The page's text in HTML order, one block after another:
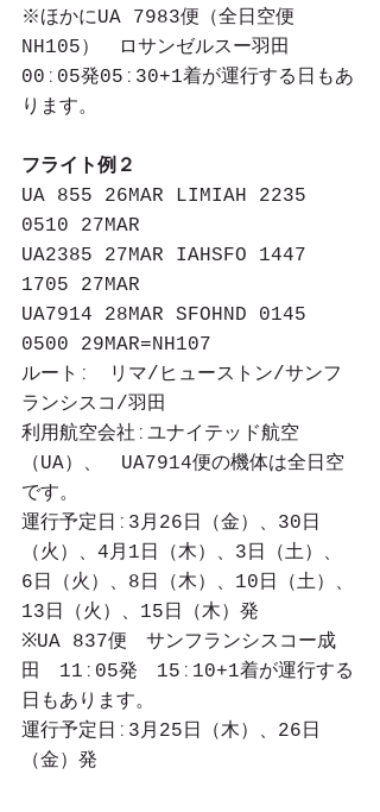
※ほかにUA 7983便（全日空便
NH105）　ロサンゼルスー羽田
00ː05発05ː30+1着が運行する日もあ
ります。
フライト例２
UA 855 26MAR LIMIAH 2235
0510 27MAR
UA2385 27MAR IAHSFO 1447
1705 27MAR
UA7914 28MAR SFOHND 0145
0500 29MAR=NH107
ルートː　リマ/ヒューストン/サンフ
ランシスコ/羽田
利用航空会社ːユナイテッド航空
（UA）、　UA7914便の機体は全日空
です。
運行予定日ː3月26日（金）、30日
（火）、4月1日（木）、3日（土）、
6日（火）、8日（木）、10日（土）、
13日（火）、15日（木）発
※UA 837便　サンフランシスコー成
田　11ː05発　15ː10+1着が運行する
日もあります。
運行予定日ː3月25日（木）、26日
（金）発